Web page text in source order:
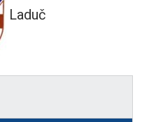
Laduč